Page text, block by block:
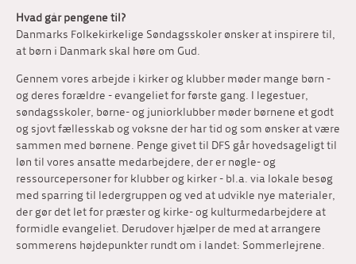
Hvad går pengene til?
Danmarks Folkekirkelige Søndagsskoler ønsker at inspirere til,
at børn i Danmark skal høre om Gud.
Gennem vores arbejde i kirker og klubber møder mange børn -
og deres forældre - evangeliet for første gang. I legestuer,
søndagsskoler, børne- og juniorklubber møder børnene et godt
og sjovt fællesskab og voksne der har tid og som ønsker at være
sammen med børnene. Penge givet til DFS går hovedsageligt til
løn til vores ansatte medarbejdere, der er nøgle- og
ressourcepersoner for klubber og kirker - bl.a. via lokale besøg
med sparring til ledergruppen og ved at udvikle nye materialer,
der gør det let for præster og kirke- og kulturmedarbejdere at
formidle evangeliet. Derudover hjælper de med at arrangere
sommerens højdepunkter rundt om i landet: Sommerlejrene.